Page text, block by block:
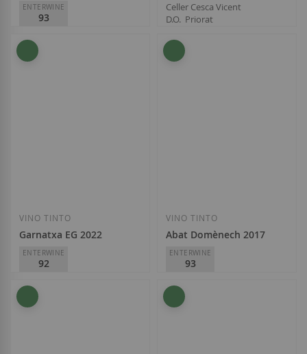
ENTERWINE
93
Celler Cesca Vicent
D.O.
Celler Cesca Vicent
D.O. Priorat
28,00 €
VINO TINTO
Garnatxa EG 2022
ENTERWINE
92
Celler Cesca Vicent
D.O.
VINO TINTO
Abat Domènech 2017
ENTERWINE
93
Celler Cesca Vicent
D.O.